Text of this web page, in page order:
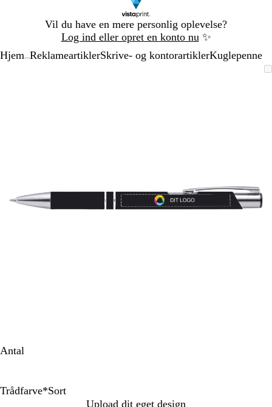
Vil du have en mere personlig oplevelse?
Log ind eller opret en konto nu ✨
1
Hjem ReklameartiklerSkrive- og kontorartiklerKuglepenne
til
at
Antal
Trådfarve*Sort
Upload dit eget design